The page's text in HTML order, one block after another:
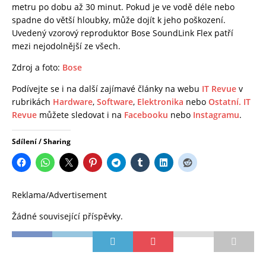
metru po dobu až 30 minut. Pokud je ve vodě déle nebo
spadne do větší hloubky, může dojít k jeho poškození.
Uvedený vzorový reproduktor Bose SoundLink Flex patří
mezi nejodolnější ze všech.
Zdroj a foto: Bose
Podívejte se i na další zajímavé články na webu IT Revue v
rubrikách Hardware, Software, Elektronika nebo Ostatní. IT
Revue můžete sledovat i na Facebooku nebo Instagramu.
Sdílení / Sharing
Reklama/Advertisement
Žádné související příspěvky.